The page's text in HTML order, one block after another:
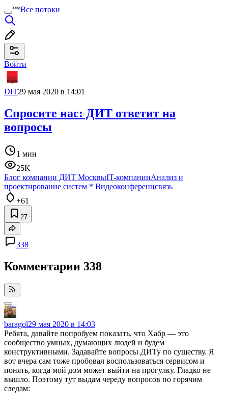
Все потоки
Войти
DIT29 мая 2020 в 14:01
Спросите нас: ДИТ ответит на
вопросы
1 мин
25K
Блог компании ДИТ МосквыIT-компанииАнализ и
проектирование систем * Видеоконференцсвязь
+61
27
338
Комментарии 338
baragol29 мая 2020 в 14:03
Ребята, давайте попробуем показать, что Хабр — это
сообщество умных, думающих людей и будем
конструктивными. Задавайте вопросы ДИТу по существу. Я
вот вчера сам тоже пробовал воспользоваться сервисом и
понять, когда мой дом может выйти на прогулку. Гладко не
вышло. Поэтому тут выдам череду вопросов по горячим
следам: